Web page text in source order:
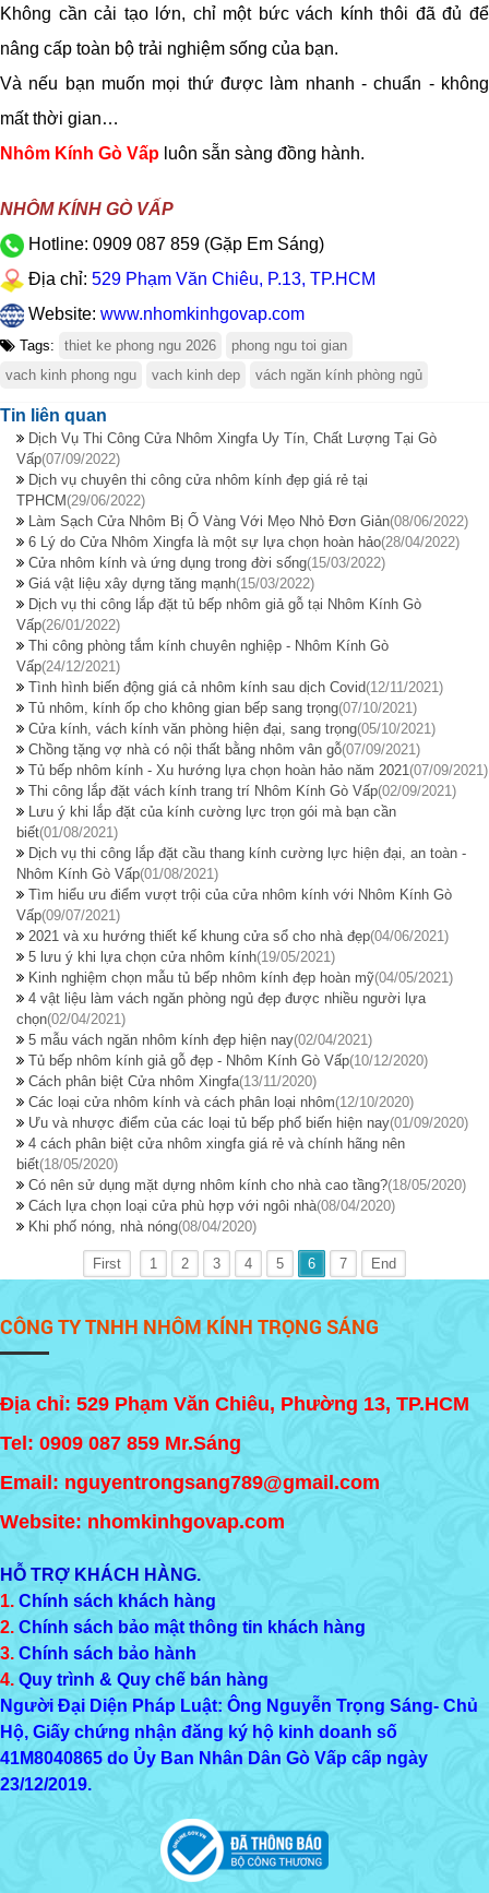
Không cần cải tạo lớn, chỉ một bức vách kính thôi đã đủ để
nâng cấp toàn bộ trải nghiệm sống của bạn.
Và nếu bạn muốn mọi thứ được làm nhanh - chuẩn - không
mất thời gian…
Nhôm Kính Gò Vấp luôn sẵn sàng đồng hành.
NHÔM KÍNH GÒ VẤP
Hotline: 0909 087 859 (Gặp Em Sáng)
Địa chỉ: 529 Phạm Văn Chiêu, P.13, TP.HCM
Website: www.nhomkinhgovap.com
Tags: thiet ke phong ngu 2026
phong ngu toi gian
vach kinh phong ngu
vach kinh dep vách ngăn kính phòng ngủ
Tin liên quan
Dịch Vụ Thi Công Cửa Nhôm Xingfa Uy Tín, Chất Lượng Tại Gò
Vấp(07/09/2022)
Dịch vụ chuyên thi công cửa nhôm kính đẹp giá rẻ tại
TPHCM (29/06/2022)
Làm Sạch Cửa Nhôm Bị Ố Vàng Với Mẹo Nhỏ Đơn Giản(08/06/2022)
6 Lý do Cửa Nhôm Xingfa là một sự lựa chọn hoàn hảo(28/04/2022)
Cửa nhôm kính và ứng dụng trong đời sống(15/03/2022)
Giá vật liệu xây dựng tăng mạnh(15/03/2022)
Dịch vụ thi công lắp đặt tủ bếp nhôm giả gỗ tại Nhôm Kính Gò
Vấp(26/01/2022)
Thi công phòng tắm kính chuyên nghiệp - Nhôm Kính Gò
Vấp(24/12/2021)
Tình hình biến động giá cả nhôm kính sau dịch Covid(12/11/2021)
Tủ nhôm, kính ốp cho không gian bếp sang trọng(07/10/2021)
Cửa kính, vách kính văn phòng hiện đại, sang trọng(05/10/2021)
Chồng tặng vợ nhà có nội thất bằng nhôm vân gỗ(07/09/2021)
Tủ bếp nhôm kính - Xu hướng lựa chọn hoàn hảo năm 2021(07/09/2021)
Thi công lắp đặt vách kính trang trí Nhôm Kính Gò Vấp(02/09/2021)
Lưu ý khi lắp đặt của kính cường lực trọn gói mà bạn cần
biết(01/08/2021)
Dịch vụ thi công lắp đặt cầu thang kính cường lực hiện đại, an toàn -
Nhôm Kính Gò Vấp(01/08/2021)
Tìm hiểu ưu điểm vượt trội của cửa nhôm kính với Nhôm Kính Gò
Vấp(09/07/2021)
2021 và xu hướng thiết kế khung cửa sổ cho nhà đẹp(04/06/2021)
5 lưu ý khi lựa chọn cửa nhôm kính(19/05/2021)
Kinh nghiệm chọn mẫu tủ bếp nhôm kính đẹp hoàn mỹ(04/05/2021)
4 vật liệu làm vách ngăn phòng ngủ đẹp được nhiều người lựa
chọn(02/04/2021)
5 mẫu vách ngăn nhôm kính đẹp hiện nay(02/04/2021)
Tủ bếp nhôm kính giả gỗ đẹp - Nhôm Kính Gò Vấp(10/12/2020)
Cách phân biệt Cửa nhôm Xingfa(13/11/2020)
Các loại cửa nhôm kính và cách phân loại nhôm(12/10/2020)
Ưu và nhược điểm của các loại tủ bếp phổ biến hiện nay(01/09/2020)
4 cách phân biệt cửa nhôm xingfa giá rẻ và chính hãng nên
biết(18/05/2020)
Có nên sử dụng mặt dựng nhôm kính cho nhà cao tầng?(18/05/2020)
Cách lựa chọn loại cửa phù hợp với ngôi nhà(08/04/2020)
Khi phố nóng, nhà nóng(08/04/2020)
First 1 2 3 4 5 6 7 End
CÔNG TY TNHH NHÔM KÍNH TRỌNG SÁNG
Địa chỉ: 529 Phạm Văn Chiêu, Phường 13, TP.HCM
Tel: 0909 087 859 Mr.Sáng
Email: nguyentrongsang789@gmail.com
Website: nhomkinhgovap.com
HỖ TRỢ KHÁCH HÀNG.
1. Chính sách khách hàng
2. Chính sách bảo mật thông tin khách hàng
3. Chính sách bảo hành
4. Quy trình & Quy chế bán hàng
Người Đại Diện Pháp Luật: Ông Nguyễn Trọng Sáng- Chủ
Hộ, Giấy chứng nhận đăng ký hộ kinh doanh số
41M8040865 do Ủy Ban Nhân Dân Gò Vấp cấp ngày
23/12/2019.